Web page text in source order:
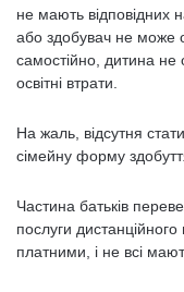
не мають відповідних
або здобувач не може
самостійно, дитина не
освітні втрати.
На жаль, відсутня
сімейну форму
Частина батьків
послуги
платними, і не всі